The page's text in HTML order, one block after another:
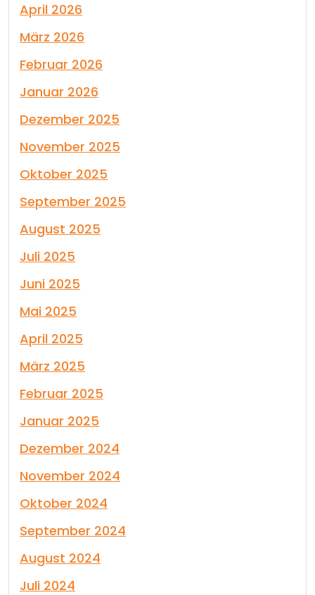
April 2026
März 2026
Februar 2026
Januar 2026
Dezember 2025
November 2025
Oktober 2025
September 2025
August 2025
Juli 2025
Juni 2025
Mai 2025
April 2025
März 2025
Februar 2025
Januar 2025
Dezember 2024
November 2024
Oktober 2024
September 2024
August 2024
Juli 2024